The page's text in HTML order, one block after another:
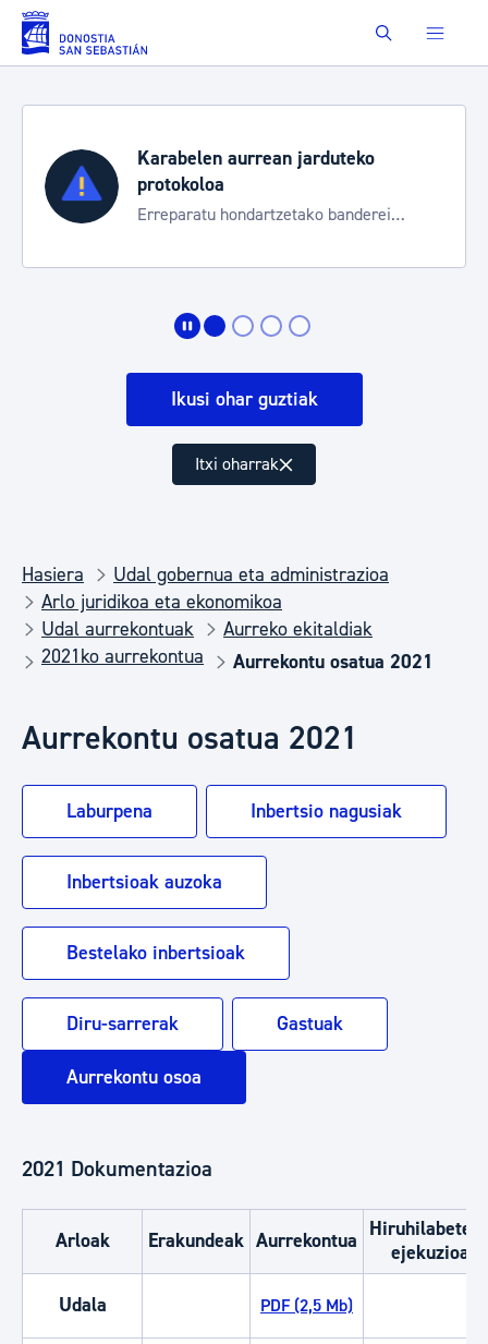
Eduki nagusira joan Buscar
Karabelen aurrean jarduteko
protokoloa
Erreparatu hondartzetako banderei
Ikusi ohar guztiak
Itxi oharrak
Hasiera
Udal gobernua eta administrazioa
Arlo juridikoa eta ekonomikoa
Udal aurrekontuak
Aurreko ekitaldiak
2021ko aurrekontua
Aurrekontu osatua 2021
Aurrekontu osatua 2021
Laburpena Inbertsio nagusiak
Inbertsioak auzoka
Bestelako inbertsioak
Diru-sarrerak Gastuak
Aurrekontu osoa
2021 Dokumentazioa
Arloak Erakundeak Aurrekontua
ejekuzioa
Udala PDF (2,5 Mb)